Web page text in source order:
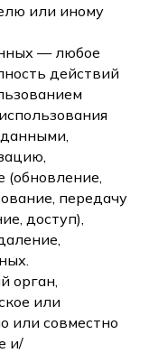
или иному
— любое
действий
(обновление,
передачу
доступ),
орган,
или
или совместно
и/